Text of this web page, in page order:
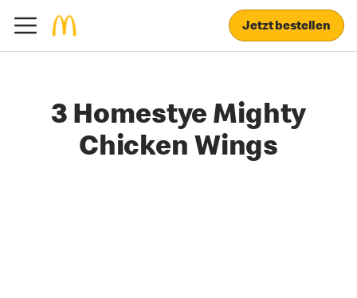
Jetzt bestellen
3 Homestye Mighty
Chicken Wings